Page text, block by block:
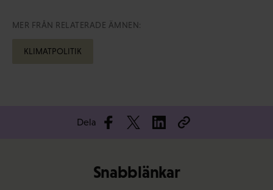
MER FRÅN RELATERADE ÄMNEN:
KLIMATPOLITIK
Dela
Snabblänkar